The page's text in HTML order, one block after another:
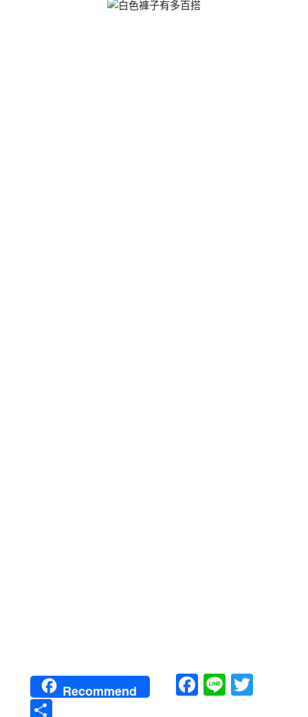
Recommend Facebook
Line